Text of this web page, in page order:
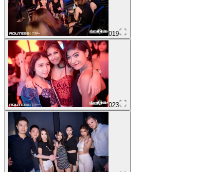
019
023